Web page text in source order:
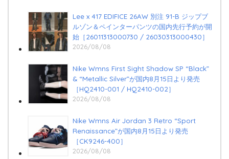
Lee x 417 EDIFICE 26AW 別注 91-B ジップブ
ルゾン＆ペインターパンツの国内先行予約が開
始［26011313000730 / 26030313000430］
2026/08/08
Nike Wmns First Sight Shadow SP “Black”
& “Metallic Silver”が国内8月15日より発売
［HQ2410-001 / HQ2410-002］
2026/08/08
Nike Wmns Air Jordan 3 Retro “Sport
Renaissance”が国内8月15日より発売
［CK9246-400］
2026/08/08